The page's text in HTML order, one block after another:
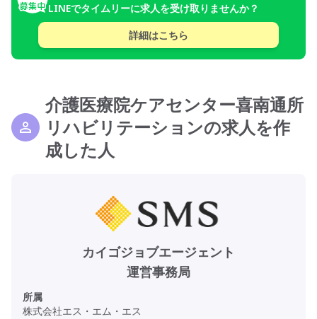
LINEでタイムリーに求人を受け取りませんか？
詳細はこちら
介護医療院ケアセンター喜南通所
リハビリテーションの求人を作
成した人
カイゴジョブエージェント
運営事務局
所属
株式会社エス・エム・エス